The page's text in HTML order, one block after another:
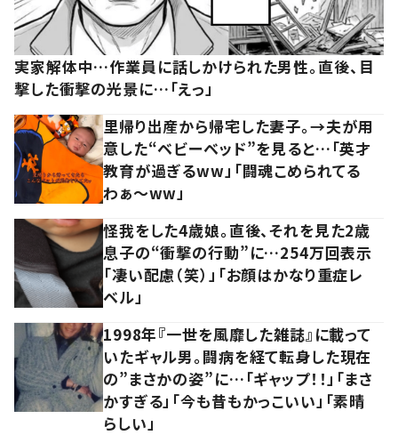
実家解体中…作業員に話しかけられた男性。直後、目
撃した衝撃の光景に…「えっ」
里帰り出産から帰宅した妻子。→夫が用
意した“ベビーベッド”を見ると…「英才
教育が過ぎるww」「闘魂こめられてる
わぁ～ww」
怪我をした4歳娘。直後、それを見た2歳
息子の“衝撃の行動”に…254万回表示
「凄い配慮（笑）」「お顔はかなり重症レ
ベル」
1998年『一世を風靡した雑誌』に載って
いたギャル男。闘病を経て転身した現在
の”まさかの姿”に…「ギャップ！！」「まさ
かすぎる」「今も昔もかっこいい」「素晴
らしい」